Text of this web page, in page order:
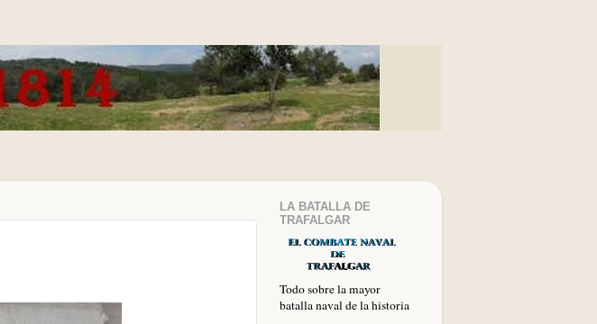
LA BATALLA DE
TRAFALGAR
Todo sobre la mayor
batalla naval de la historia